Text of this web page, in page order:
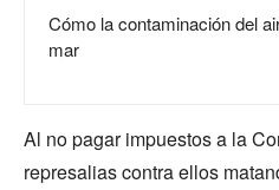
Cómo la contaminación del
mar
Al no pagar impuestos a la
represalias contra ellos